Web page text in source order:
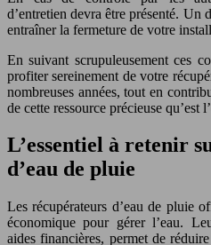
d’entretien devra être présenté. Un
entraîner la fermeture de votre
En suivant scrupuleusement ces
profiter sereinement de votre
nombreuses années, tout en
de cette ressource précieuse qu’est
L’essentiel à retenir
d’eau de pluie
Les récupérateurs d’eau de pluie
économique pour gérer l’eau.
aides financières, permet de